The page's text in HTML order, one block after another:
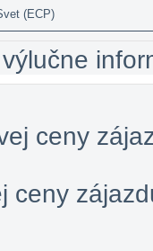
(ECP)
ceny
ceny